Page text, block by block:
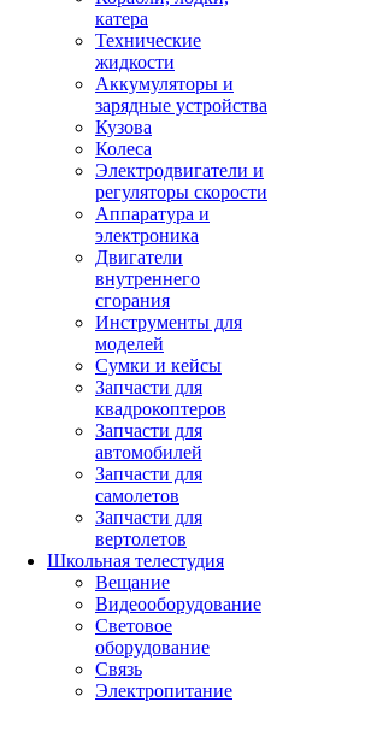
катера
Технические
жидкости
Аккумуляторы и
зарядные устройства
Кузова
Колеса
Электродвигатели и
регуляторы скорости
Аппаратура и
электроника
Двигатели
внутреннего
сгорания
Инструменты для
моделей
Сумки и кейсы
Запчасти для
квадрокоптеров
Запчасти для
автомобилей
Запчасти для
самолетов
Запчасти для
вертолетов
Школьная телестудия
Вещание
Видеооборудование
Световое
оборудование
Связь
Электропитание